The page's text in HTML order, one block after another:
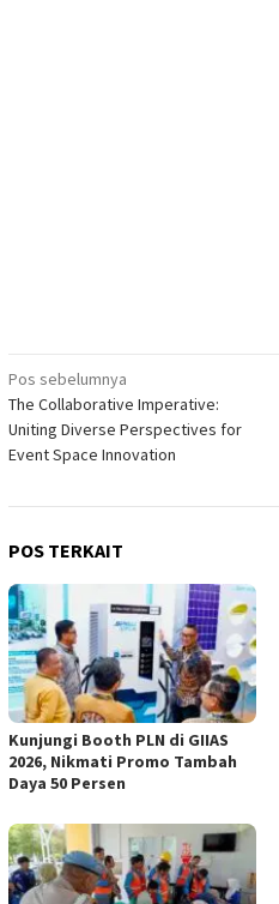
Navigasi
pos
Pos sebelumnya
The Collaborative Imperative:
Uniting Diverse Perspectives for
Event Space Innovation
POS TERKAIT
Kunjungi Booth PLN di GIIAS
2026, Nikmati Promo Tambah
Daya 50 Persen